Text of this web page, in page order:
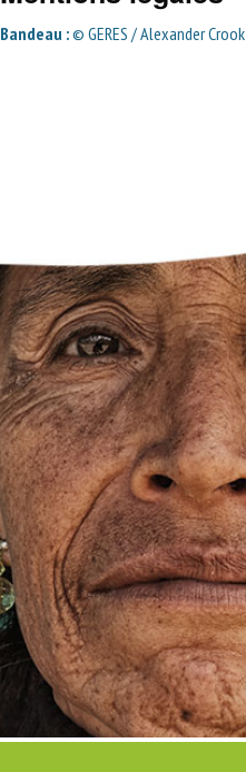
Bandeau :© GERES / Alexander Crook